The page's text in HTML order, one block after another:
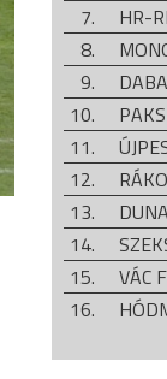
7.
HR-
8.
9.
10.
11.
12.
13.
14.
15.
VÁC
16.